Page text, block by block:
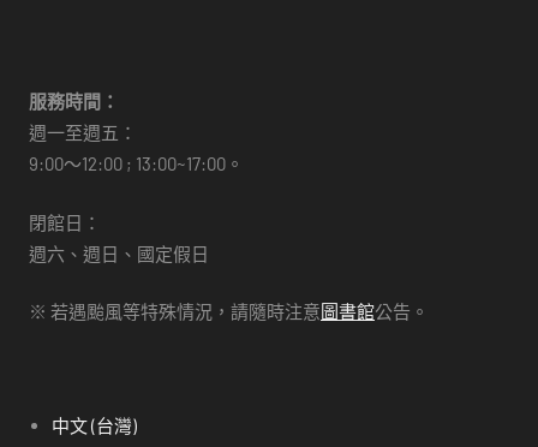
服務時間：
週一至週五：
9:00～12:00 ; 13:00~17:00。
閉館日：
週六、週日、國定假日
※ 若遇颱風等特殊情況，請隨時注意圖書館公告。
中文 (台灣)